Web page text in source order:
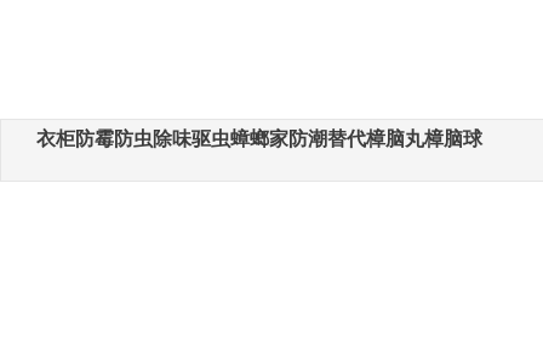
衣柜防霉防虫除味驱虫蟑螂家防潮替代樟脑丸樟脑球